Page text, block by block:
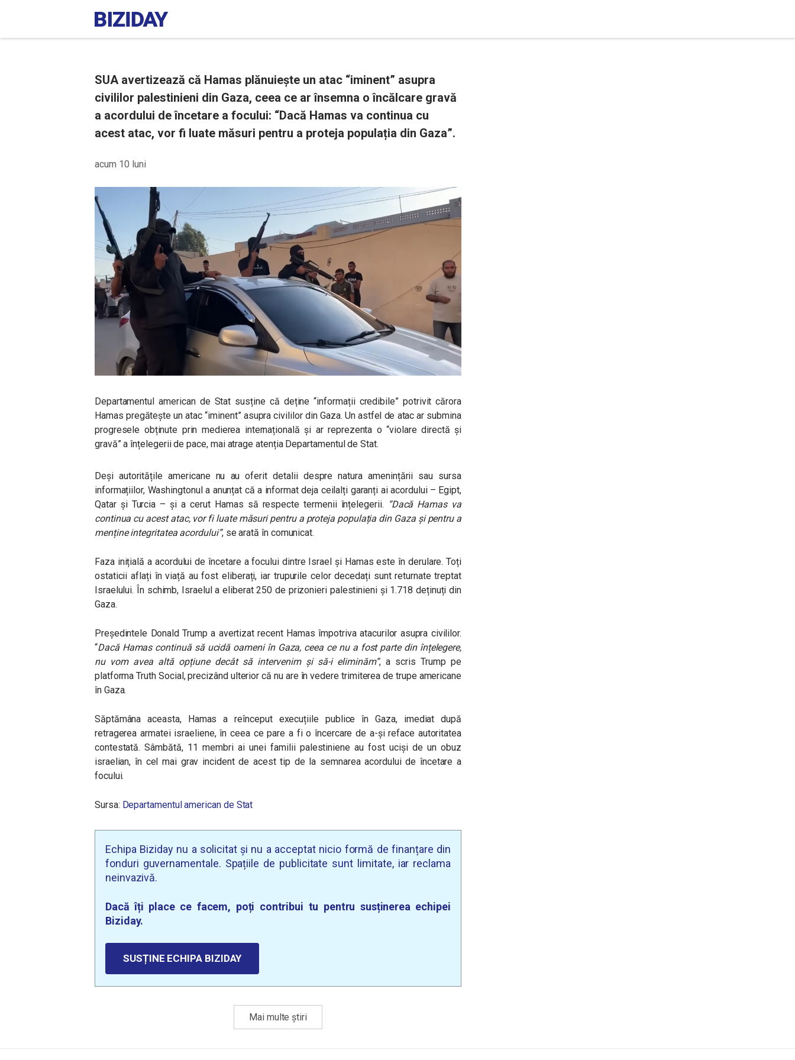
SUA avertizează că Hamas plănuiește un atac “iminent” asupra
civililor palestinieni din Gaza, ceea ce ar însemna o încălcare gravă
a acordului de încetare a focului: “Dacă Hamas va continua cu
acest atac, vor fi luate măsuri pentru a proteja populația din Gaza”.
acum 10 luni
Departamentul american de Stat susține că deține “informații credibile” potrivit cărora
Hamas pregătește un atac “iminent” asupra civililor din Gaza. Un astfel de atac ar submina
progresele obținute prin medierea internațională și ar reprezenta o “violare directă și
gravă” a înțelegerii de pace, mai atrage atenția Departamentul de Stat.
Deși autoritățile americane nu au oferit detalii despre natura amenințării sau sursa
informațiilor, Washingtonul a anunțat că a informat deja ceilalți garanți ai acordului – Egipt,
Qatar și Turcia – și a cerut Hamas să respecte termenii înțelegerii. “Dacă Hamas va
continua cu acest atac, vor fi luate măsuri pentru a proteja populația din Gaza și pentru a
menține integritatea acordului”, se arată în comunicat.
Faza inițială a acordului de încetare a focului dintre Israel și Hamas este în derulare. Toți
ostaticii aflați în viață au fost eliberați, iar trupurile celor decedați sunt returnate treptat
Israelului. În schimb, Israelul a eliberat 250 de prizonieri palestinieni și 1.718 deținuți din
Gaza.
Președintele Donald Trump a avertizat recent Hamas împotriva atacurilor asupra civililor.
“Dacă Hamas continuă să ucidă oameni în Gaza, ceea ce nu a fost parte din înțelegere,
nu vom avea altă opțiune decât să intervenim și să-i eliminăm”, a scris Trump pe
platforma Truth Social, precizând ulterior că nu are în vedere trimiterea de trupe americane
în Gaza.
Săptămâna aceasta, Hamas a reînceput execuțiile publice în Gaza, imediat după
retragerea armatei israeliene, în ceea ce pare a fi o încercare de a-și reface autoritatea
contestată.Sâmbătă, 11 membri ai unei familii palestiniene au fost uciși de un obuz
israelian, în cel mai grav incident de acest tip de la semnarea acordului de încetare a
focului.
Sursa: Departamentul american de Stat
Echipa Biziday nu a solicitat și nu a acceptat nicio formă de finanțare din
fonduri guvernamentale. Spațiile de publicitate sunt limitate, iar reclama
neinvazivă.
Dacă îți place ce facem, poți contribui tu pentru susținerea echipei
Biziday.
SUSȚINE ECHIPA BIZIDAY
Mai multe știri